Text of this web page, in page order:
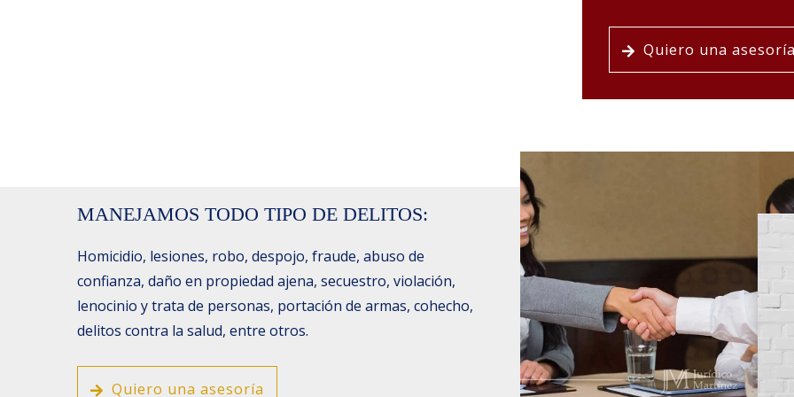
Quiero una
MANEJAMOS TODO TIPO DE DELITOS:
Homicidio, lesiones, robo, despojo, fraude, abuso de
confianza, daño en propiedad ajena, secuestro, violación,
lenocinio y trata de personas, portación de armas, cohecho,
delitos contra la salud, entre otros.
Quiero una asesoría